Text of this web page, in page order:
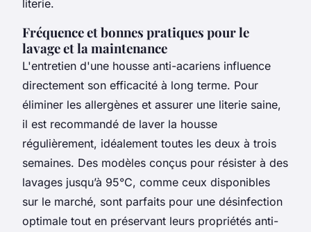
literie.
Fréquence et bonnes pratiques pour le
lavage et la maintenance
L'entretien d'une housse anti-acariens influence
directement son efficacité à long terme. Pour
éliminer les allergènes et assurer une literie saine,
il est recommandé de laver la housse
régulièrement, idéalement toutes les deux à trois
semaines. Des modèles conçus pour résister à des
lavages jusqu’à 95°C, comme ceux disponibles
sur le marché, sont parfaits pour une désinfection
optimale tout en préservant leurs propriétés anti-